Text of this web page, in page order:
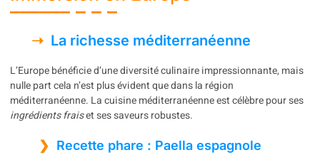
La richesse méditerranéenne
L’Europe bénéficie d’une diversité culinaire impressionnante, mais
nulle part cela n’est plus évident que dans la région
méditerranéenne. La cuisine méditerranéenne est célèbre pour ses
ingrédients fraiset ses saveurs robustes.
Recette phare : Paella espagnole